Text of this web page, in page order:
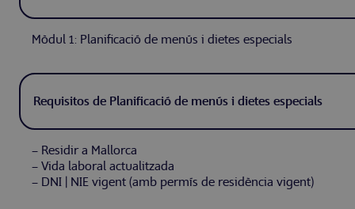
Mòdul 1: Planificació de menús i dietes especials
Requisitos de Planificació de menús i dietes especials
– Residir a Mallorca
– Vida laboral actualitzada
– DNI | NIE vigent (amb permís de residència vigent)